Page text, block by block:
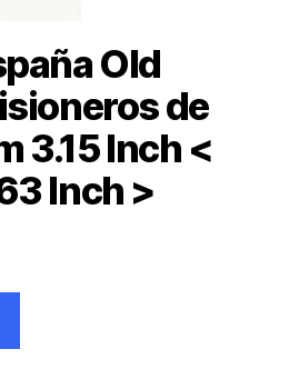
Old
de
3.15 Inch <
Inch >